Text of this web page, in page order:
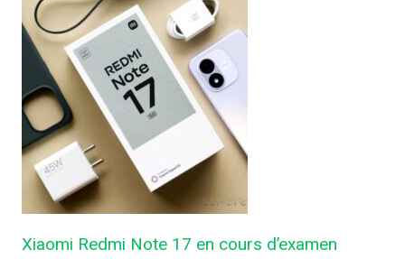
Xiaomi Redmi Note 17 en cours d’examen